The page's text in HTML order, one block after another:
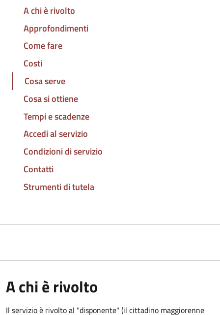
A chi è rivolto
Approfondimenti
Come fare
Costi
Cosa serve
Cosa si ottiene
Tempi e scadenze
Accedi al servizio
Condizioni di servizio
Contatti
Strumenti di tutela
A chi è rivolto
Il servizio è rivolto al "disponente" (il cittadino maggiorenne